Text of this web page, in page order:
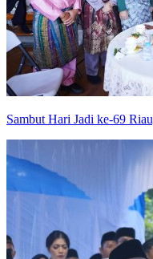
Sambut Hari Jadi ke-69